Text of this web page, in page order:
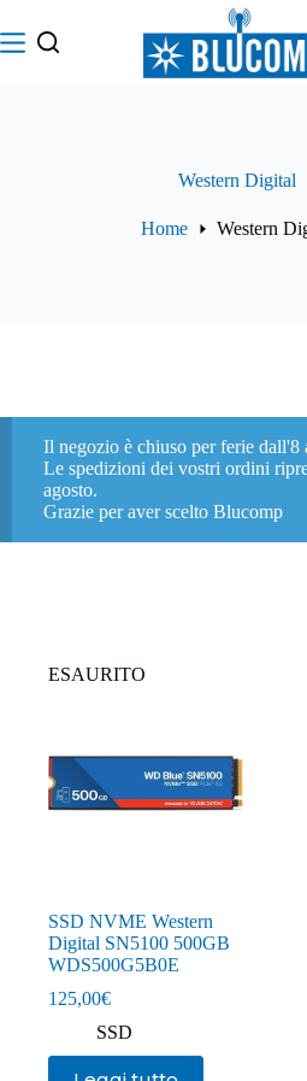
al
contenuto
Western Digital
Home Western
Il negozio è chiuso per ferie dall'8
Le spedizioni dei vostri ordini
agosto.
Grazie per aver scelto Blucomp
ESAURITO
SSD NVME Western
Digital SN5100 500GB
WDS500G5B0E
125,00€
SSD